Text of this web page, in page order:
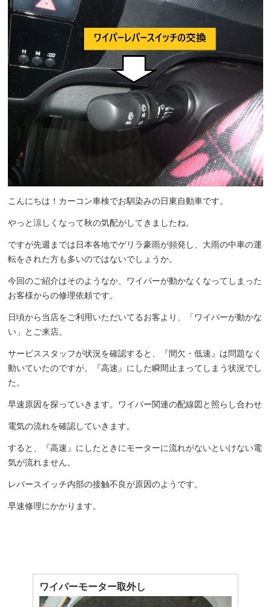
こんにちは！カーコン車検でお馴染みの日東自動車です。
やっと涼しくなって秋の気配がしてきましたね。
ですが先週までは日本各地でゲリラ豪雨が頻発し、大雨の中車の運
転をされた方も多いのではないでしょうか。
今回のご紹介はそのようなか、ワイパーが動かなくなってしまった
お客様からの修理依頼です。
日頃から当店をご利用いただいてるお客より、「ワイパーが動かな
い」とご来店。
サービススタッフが状況を確認すると、『間欠・低速』は問題なく
動いていたのですが、『高速』にした瞬間止まってしまう状況でし
た。
早速原因を探っていきます。ワイパー関連の配線図と照らし合わせ
電気の流れを確認していきます。
すると、『高速』にしたときにモーターに流れがないといけない電
気が流れません。
レバースイッチ内部の接触不良が原因のようです。
早速修理にかかります。
ワイパーモーター取外し